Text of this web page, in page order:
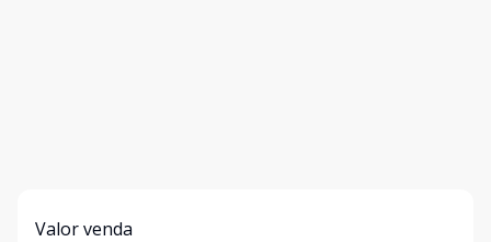
Valor venda